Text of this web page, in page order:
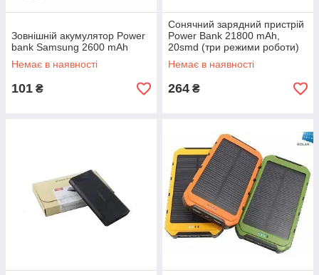
Зовнішній акумулятор Power
bank Samsung 2600 mAh
Немає в наявності
101 ₴
Сонячний зарядний пристрій
Power Bank 21800 mAh,
20smd (три режими роботи)
Немає в наявності
264 ₴